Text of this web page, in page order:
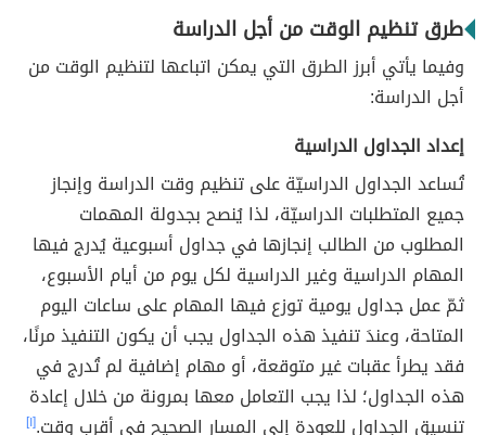
طرق تنظيم الوقت من أجل الدراسة
وفيما يأتي أبرز الطرق التي يمكن اتباعها لتنظيم الوقت من
أجل الدراسة:
إعداد الجداول الدراسية
تُساعد الجداول الدراسيّة على تنظيم وقت الدراسة وإنجاز
جميع المتطلبات الدراسيّة، لذا يُنصح بجدولة المهمات
المطلوب من الطالب إنجازها في جداول أسبوعية يُدرج فيها
المهام الدراسية وغير الدراسية لكل يوم من أيام الأسبوع،
ثمّ عمل جداول يومية توزع فيها المهام على ساعات اليوم
المتاحة، وعندَ تنفيذ هذه الجداول يجب أن يكون التنفيذ مرنًا،
فقد يطرأ عقبات غير متوقعة، أو مهام إضافية لم تُدرج في
هذه الجداول؛ لذا يجب التعامل معها بمرونة من خلال إعادة
تنسيق الجداول للعودة إلى المسار الصحيح في أقرب وقت.[١]